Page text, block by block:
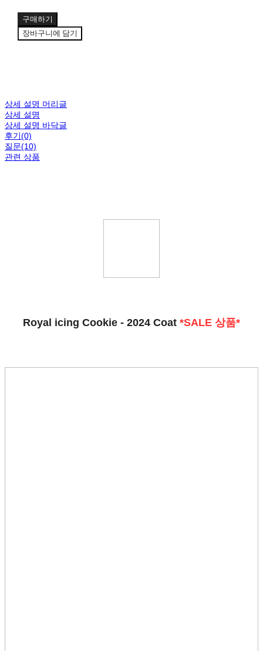
구매하기
장바구니에 담기
상세 설명 머리글
상세 설명
상세 설명 바닥글
후기(0)
질문(10)
관련 상품
Royal icing Cookie - 2024 Coat *SALE 상품*